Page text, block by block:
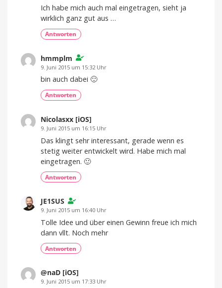
Ich habe mich auch mal eingetragen, sieht ja
wirklich ganz gut aus …
Antworten
hmmplm
9. Juni 2015 um 15:32 Uhr
bin auch dabei 🙂
Antworten
Nicolasxx [iOS]
9. Juni 2015 um 16:15 Uhr
Das klingt sehr interessant, gerade wenn es
stetig weiter entwickelt wird. Habe mich mal
eingetragen. 🙂
Antworten
JE1SUS
9. Juni 2015 um 16:40 Uhr
Tolle Idee und über einen Gewinn freue ich mich
dann vllt. Noch mehr
Antworten
@naD [iOS]
9. Juni 2015 um 17:33 Uhr